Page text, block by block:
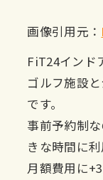
画像引用元：
FiT24インド
ゴルフ施設
です。
事前予約制
きな時間に利
月額費用に